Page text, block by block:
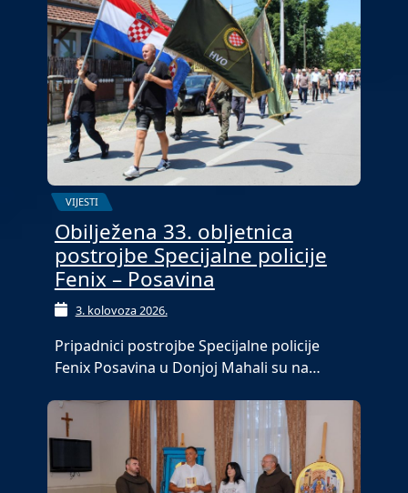
VIJESTI
Obilježena 33. obljetnica
postrojbe Specijalne policije
Fenix – Posavina
3. kolovoza 2026.
Pripadnici postrojbe Specijalne policije
Fenix Posavina u Donjoj Mahali su na…